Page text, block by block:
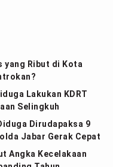
yang Ribut di Kota
Lakukan KDRT
Selingkuh
Dirudapaksa 9
Jabar Gerak Cepat
Angka Kecelakaan